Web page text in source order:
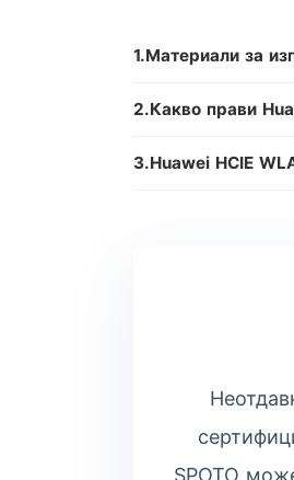
1.Материали за
2.Какво прави
3.Huawei HCIE
SPOTO